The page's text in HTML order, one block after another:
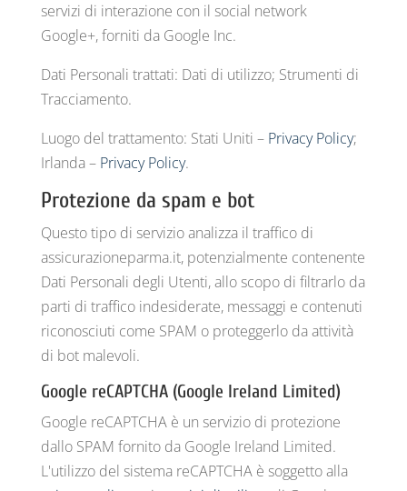
servizi di interazione con il social network
Google+, forniti da Google Inc.
Dati Personali trattati: Dati di utilizzo; Strumenti di
Tracciamento.
Luogo del trattamento: Stati Uniti – Privacy Policy;
Irlanda – Privacy Policy.
Protezione da spam e bot
Questo tipo di servizio analizza il traffico di
assicurazioneparma.it, potenzialmente contenente
Dati Personali degli Utenti, allo scopo di filtrarlo da
parti di traffico indesiderate, messaggi e contenuti
riconosciuti come SPAM o proteggerlo da attività
di bot malevoli.
Google reCAPTCHA (Google Ireland Limited)
Google reCAPTCHA è un servizio di protezione
dallo SPAM fornito da Google Ireland Limited.
L'utilizzo del sistema reCAPTCHA è soggetto alla